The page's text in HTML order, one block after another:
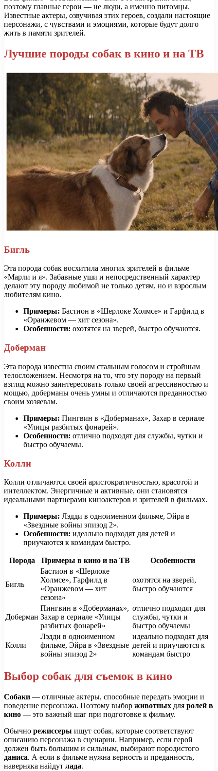
поэтому главные герои — не люди, а именно питомцы.
Известные актеры, озвучивая этих героев, создали настоящие
персонажи, с чувствами и эмоциями, которые будут долго
жить в памяти зрителей.
Лучшие породы собак в кино и на ТВ
Бигль
Эта порода собак восхитила многих зрителей в фильме
«Марли и я». Забавные уши и непосредственный характер
делают эту породу любимой не только детям, но и взрослым
любителям кино.
Примеры: Бастион в «Шерлоке Холмсе» и Гарфилд в
«Оранжевом — хит сезона».
Особенности: охотятся на зверей, быстро обучаются.
Доберман
Эта порода известна своим стальным голосом и стройным
телосложением. Несмотря на то, что эту породу на первый
взгляд можно заинтересовать только своей агрессивностью и
мощью, доберманы очень умны и отличаются преданностью
своим хозяевам.
Примеры: Пингвин в «Доберманах», Захар в сериале
«Улицы разбитых фонарей».
Особенности: отлично подходят для службы, чутки и
быстро обучаемы.
Колли
Колли отличаются своей аристократичностью, красотой и
интеллектом. Энергичные и активные, они становятся
идеальными партнерами киноактеров и зрителей в фильмах.
Примеры: Лэдди в одноименном фильме, Эйра в
«Звездные войны эпизод 2».
Особенности: идеально подходят для детей и
приучаются к командам быстро.
Порода Примеры в кино и на ТВ Особенности
Бигль
Бастион в «Шерлоке
Холмсе», Гарфилд в
«Оранжевом — хит
сезона»
охотятся на зверей,
быстро обучаются
Доберман
Пингвин в «Доберманах»,
Захар в сериале «Улицы
разбитых фонарей»
отлично подходят для
службы, чутки и
быстро обучаемы
Колли
Лэдди в одноименном
фильме, Эйра в «Звездные
войны эпизод 2»
идеально подходят для
детей и приучаются к
командам быстро
Выбор собак для съемок в кино
Собаки — отличные актеры, способные передать эмоции и
поведение персонажа. Поэтому выбор животных для ролей в
кино — это важный шаг при подготовке к фильму.
Обычно режиссеры ищут собак, которые соответствуют
описанию персонажа в сценарии. Например, если герой
должен быть большим и сильным, выбирают породистого
даниса. А если в фильме нужна верность и преданность,
наверняка найдут лада.